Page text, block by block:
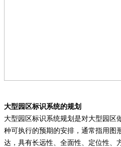
大型园区标识系统的规划
大型园区标识系统规划是对大型园区
种可执行的预期的安排，通常指用图
达，具有长远性、全面性、定位性、